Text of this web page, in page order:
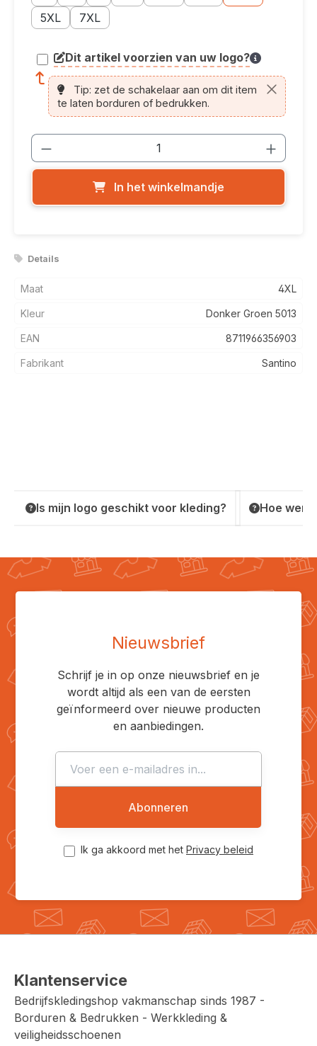
5XL
Maatoptie: 5XL
7XL
Maatoptie: 7XL
Dit artikel voorzien van uw logo?
article.printing.helptext
Tip: zet de schakelaar aan om dit item
te laten borduren of bedrukken.
Producthoeveelheid: Voer de
In het winkelmandje
Details
Maat 4XL
Kleur Donker Groen 5013
EAN 8711966356903
Fabrikant Santino
Is mijn logo geschikt voor kleding? Hoe
Nieuwsbrief
Schrijf je in op onze nieuwsbrief en je
wordt altijd als een van de eersten
geïnformeerd over nieuwe producten
en aanbiedingen.
Abonneren
Ik ga akkoord met het Privacy beleid
Klantenservice
Bedrijfskledingshop vakmanschap sinds 1987 -
Borduren & Bedrukken - Werkkleding &
veiligheidsschoenen